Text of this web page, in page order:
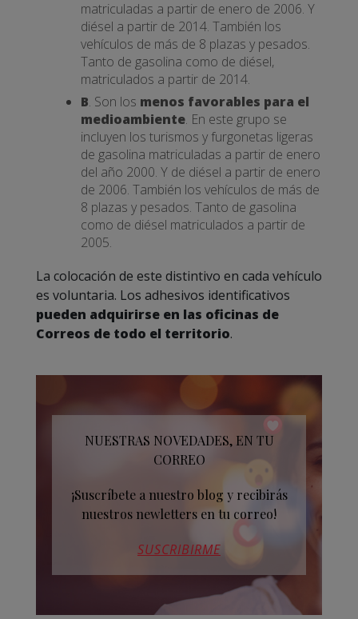
matriculadas a partir de enero de 2006. Y
diésel a partir de 2014. También los
vehículos de más de 8 plazas y pesados.
Tanto de gasolina como de diésel,
matriculados a partir de 2014.
B. Son los menos favorables para el
medioambiente. En este grupo se
incluyen los turismos y furgonetas ligeras
de gasolina matriculadas a partir de enero
del año 2000. Y de diésel a partir de enero
de 2006. También los vehículos de más de
8 plazas y pesados. Tanto de gasolina
como de diésel matriculados a partir de
2005.
La colocación de este distintivo en cada vehículo
es voluntaria. Los adhesivos identificativos
pueden adquirirse en las oficinas de
Correos de todo el territorio.
NUESTRAS NOVEDADES, EN TU
CORREO
¡Suscríbete a nuestro blog y recibirás
nuestros newletters en tu correo!
SUSCRIBIRME